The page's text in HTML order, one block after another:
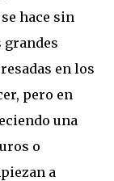
hace sin
grandes
en los
pero en
una
o
a